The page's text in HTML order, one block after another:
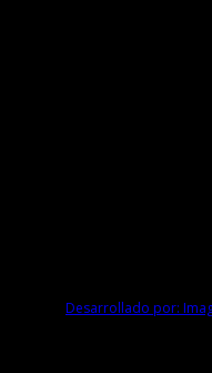
Desarrollado por: